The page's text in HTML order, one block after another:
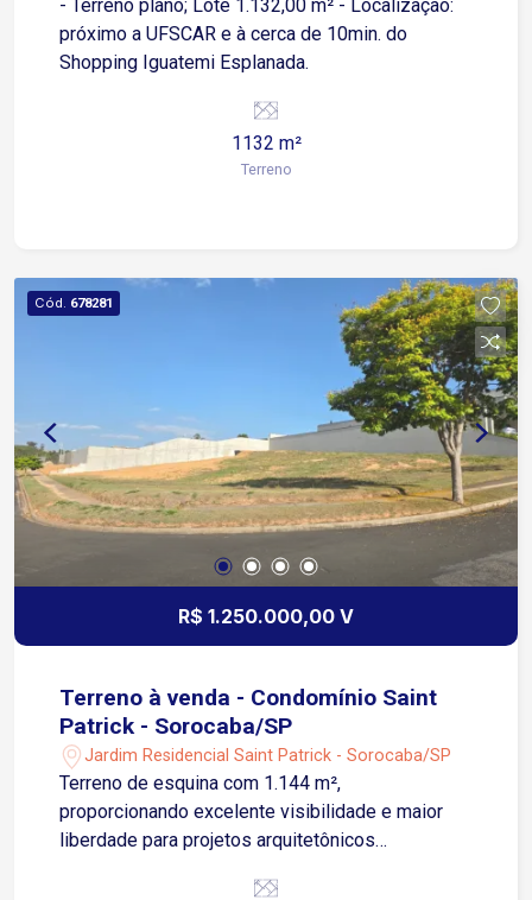
- Terreno plano; Lote 1.132,00 m² - Localização:
próximo a UFSCAR e à cerca de 10min. do
Shopping Iguatemi Esplanada.
1132 m²
Terreno
Cód. 678281
R$ 1.250.000,00 V
Terreno à venda - Condomínio Saint
Patrick - Sorocaba/SP
Jardim Residencial Saint Patrick - Sorocaba/SP
Terreno de esquina com 1.144 m²,
proporcionando excelente visibilidade e maior
liberdade para projetos arquitetônicos